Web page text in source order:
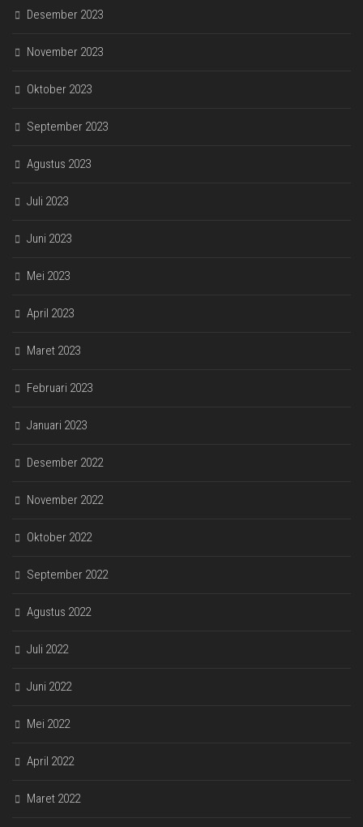
Desember 2023
November 2023
Oktober 2023
September 2023
Agustus 2023
Juli 2023
Juni 2023
Mei 2023
April 2023
Maret 2023
Februari 2023
Januari 2023
Desember 2022
November 2022
Oktober 2022
September 2022
Agustus 2022
Juli 2022
Juni 2022
Mei 2022
April 2022
Maret 2022